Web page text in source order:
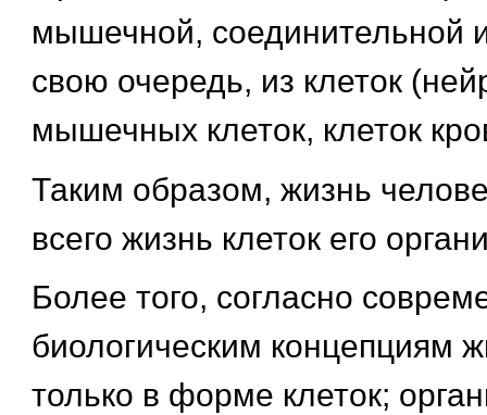
мышечной, соединительной
свою очередь, из клеток
мышечных клеток, клеток
Таким образом, жизнь
всего жизнь клеток его
Более того, согласно
биологическим концепциям
только в форме клеток;